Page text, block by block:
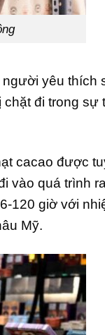
yêu thích
đi trong sự
cacao được
vào quá trình
120 giờ với
Mỹ.